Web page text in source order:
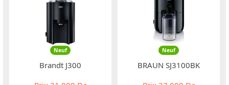
Neuf
Brandt J300
Neuf
BRAUN SJ3100BK